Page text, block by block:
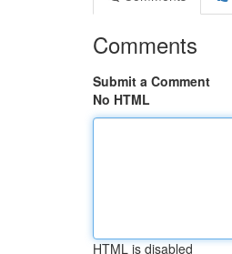
Comments
Submit a Comment
No HTML
HTML is disabled